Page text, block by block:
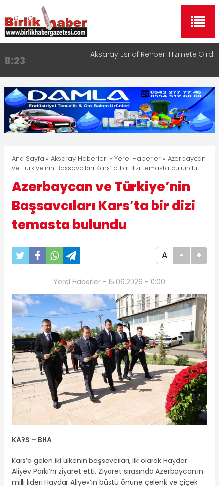
8:23 Aksaray Esnaf Rehberi Hizmete Girdi
11:30
Birlikhaber.com Yayın Hayatına Başladı | Hızlı ve
Akıllı Haber Platformu
13:33 Taşımacılıkta Dijital Devrim: Rota Sepetim
17:15
Aksaray OSB Bölge Müdürü Makam Koltuğunu
Çocuklara Bıraktı
16:00
Aksaray Esnaf Rehberi ile Google ve Yapay Zeka
Aramalarında Öne Çıkın
Ana Sayfa » Aksaray Haberleri » Yerel Haberler» Azerbaycan
ve Türkiye’nin Başsavcıları Kars’ta bir dizi temasta bulundu
Azerbaycan ve Türkiye’nin
Başsavcıları Kars’ta bir dizi
temasta bulundu
A - +
Yerel Haberler - 15.06.2026 - 0:00
KARS – BHA
Kars’a gelen iki ülkenin başsavcıları, ilk olarak Haydar
Aliyev Parkı’nı ziyaret etti. Ziyaret sırasında Azerbaycan’ın
milli lideri Haydar Aliyev’in büstü önüne çelenk ve çiçek